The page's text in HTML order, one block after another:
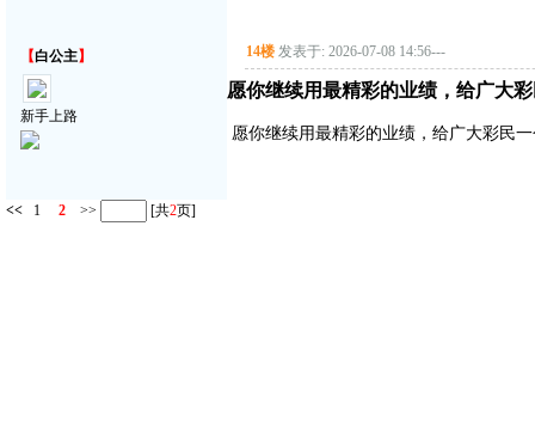
【白公主】
新手上路
14楼 发表于: 2026-07-08 14:56---
愿你继续用最精彩的业绩，给广大
愿你继续用最精彩的业绩，给广大彩民
<< 1 2 >> [共2页]